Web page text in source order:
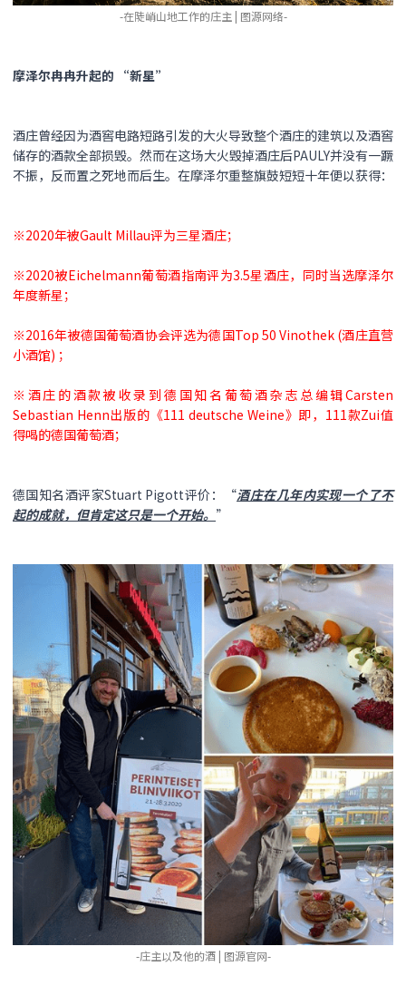
-在陡峭山地工作的庄主 | 图源网络-
摩泽尔冉冉升起的 “新星”
酒庄曾经因为酒窖电路短路引发的大火导致整个酒庄的建筑以及酒窖
储存的酒款全部损毁。然而在这场大火毁掉酒庄后PAULY并没有一蹶
不振，反而置之死地而后生。在摩泽尔重整旗鼓短短十年便以获得：
※2020年被Gault Millau评为三星酒庄；
※2020被Eichelmann葡萄酒指南评为3.5星酒庄，同时当选摩泽尔
年度新星；
※2016年被德国葡萄酒协会评选为德国Top 50 Vinothek (酒庄直营
小酒馆) ；
※酒庄的酒款被收录到德国知名葡萄酒杂志总编辑Carsten
Sebastian Henn出版的《111 deutsche Weine》即，111款Zui值
得喝的德国葡萄酒；
德国知名酒评家Stuart Pigott评价：“酒庄在几年内实现一个了不
起的成就，但肯定这只是一个开始。 ”
-庄主以及他的酒 | 图源官网-